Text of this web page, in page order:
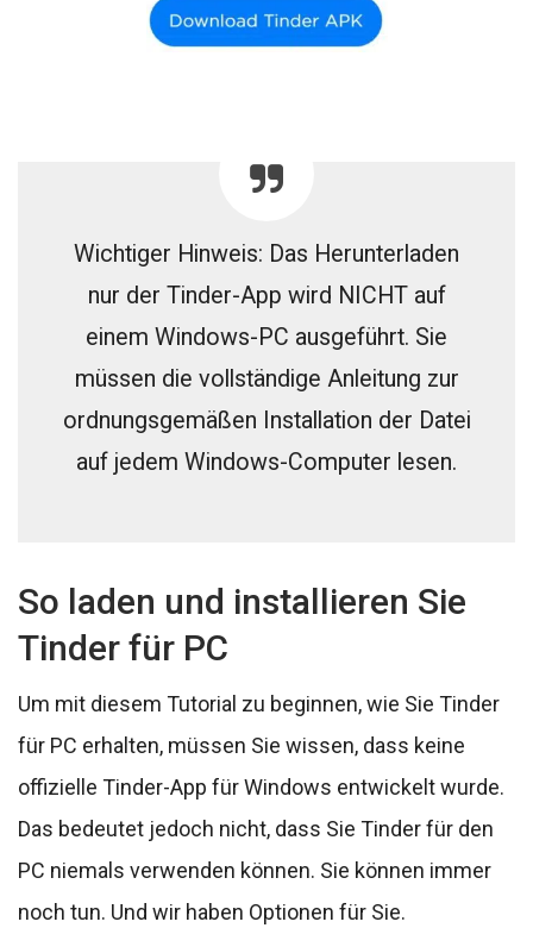
Wichtiger Hinweis: Das Herunterladen
nur der Tinder-App wird NICHT auf
einem Windows-PC ausgeführt. Sie
müssen die vollständige Anleitung zur
ordnungsgemäßen Installation der Datei
auf jedem Windows-Computer lesen.
So laden und installieren Sie
Tinder für PC
Um mit diesem Tutorial zu beginnen, wie Sie Tinder
für PC erhalten, müssen Sie wissen, dass keine
offizielle Tinder-App für Windows entwickelt wurde.
Das bedeutet jedoch nicht, dass Sie Tinder für den
PC niemals verwenden können. Sie können immer
noch tun. Und wir haben Optionen für Sie.